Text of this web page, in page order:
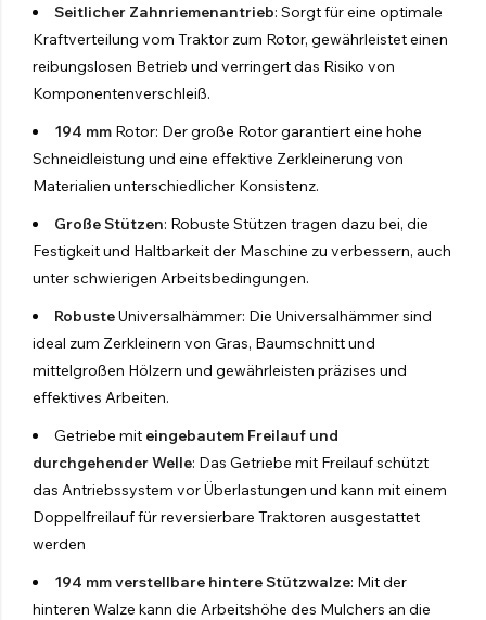
Seitlicher Zahnriemenantrieb: Sorgt für eine optimale
Kraftverteilung vom Traktor zum Rotor, gewährleistet einen
reibungslosen Betrieb und verringert das Risiko von
Komponentenverschleiß.
194 mm Rotor: Der große Rotor garantiert eine hohe
Schneidleistung und eine effektive Zerkleinerung von
Materialien unterschiedlicher Konsistenz.
Große Stützen: Robuste Stützen tragen dazu bei, die
Festigkeit und Haltbarkeit der Maschine zu verbessern, auch
unter schwierigen Arbeitsbedingungen.
RobusteUniversalhämmer: Die Universalhämmer sind
ideal zum Zerkleinern von Gras, Baumschnitt und
mittelgroßen Hölzern und gewährleisten präzises und
effektives Arbeiten.
Getriebe mit eingebautem Freilauf und
durchgehender Welle: Das Getriebe mit Freilauf schützt
das Antriebssystem vor Überlastungen und kann mit einem
Doppelfreilauf für reversierbare Traktoren ausgestattet
werden
194 mm verstellbare hintere Stützwalze: Mit der
hinteren Walze kann die Arbeitshöhe des Mulchers an die
Händler Werden
Kontaktiere Uns Jetzt
KOMPAKTES SPRÜHGERÄT
Kompaktes Sprühgerät
Schlepp Sprühgerät
Sprühkanone